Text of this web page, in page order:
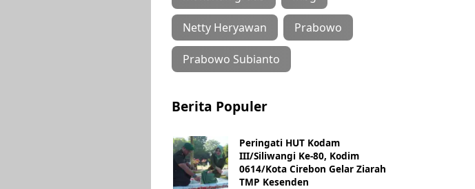
Netty Heryawan Prabowo
Prabowo Subianto
Berita Populer
Peringati HUT Kodam
III/Siliwangi Ke-80, Kodim
0614/Kota Cirebon Gelar Ziarah
TMP Kesenden